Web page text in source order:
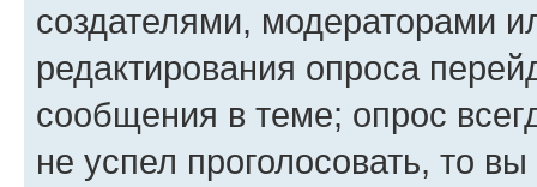
создателями, модераторами
редактирования опроса
сообщения в теме; опрос
не успел проголосовать, то